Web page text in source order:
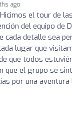
ago
el tour de
del equipo de
cada detalle sea
lugar que
que todos
que el grupo se
por una